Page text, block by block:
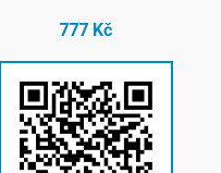
777 Kč